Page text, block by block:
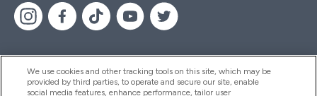
Βοήθεια & Πληροφορίες
We use cookies and other tracking tools on this site, which may be
provided by third parties, to operate and secure our site, enable
social media features, enhance performance, tailor user